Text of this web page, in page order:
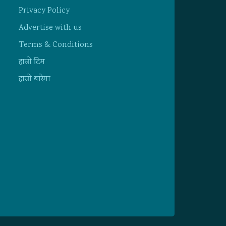
Privacy Policy
Advertise with us
Terms & Conditions
हाम्राे टिम
हाम्राे बारेमा